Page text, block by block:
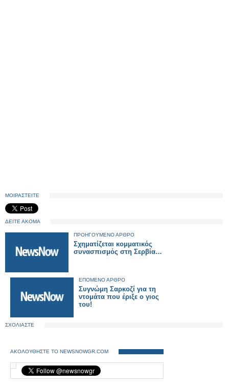
ΜΟΙΡΑΣΤΕΙΤΕ
ΔΕΙΤΕ ΑΚΟΜΑ
ΠΡΟΗΓΟΥΜΕΝΟ ΑΡΘΡΟ
Σχηματίζεται κομματικός
συνασπισμός στη Σερβία…
ΕΠΟΜΕΝΟ ΑΡΘΡΟ
Συγνώμη Σαρκοζί για τη
ντομάτα που έριξε ο γιος
του!
ΣΧΟΛΙΑΣΤΕ
ΑΚΟΛΟΥΘΗΣΤΕ ΤΟ NEWSNOWGR.COM